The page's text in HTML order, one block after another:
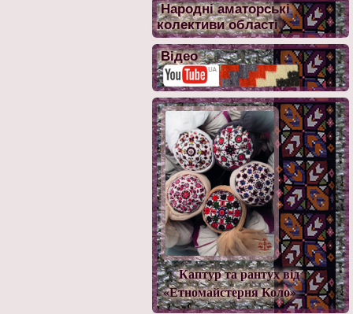
Народні аматорські
колективи області
Відео
Каптур та рантух від
«Етномайстерня Коло»